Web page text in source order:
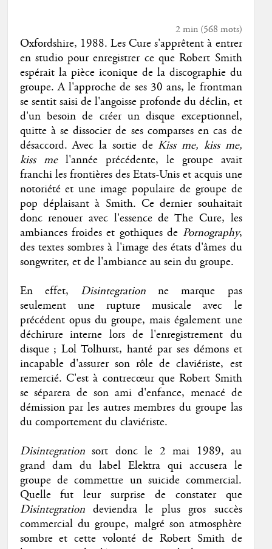
2 min(568 mots)
Oxfordshire, 1988. Les Cure s'apprêtent à entrer
en studio pour enregistrer ce que Robert Smith
espérait la pièce iconique de la discographie du
groupe. A l'approche de ses 30 ans, le frontman
se sentit saisi de l'angoisse profonde du déclin, et
d'un besoin de créer un disque exceptionnel,
quitte à se dissocier de ses comparses en cas de
désaccord. Avec la sortie de Kiss me, kiss me,
kiss mel'année précédente, le groupe avait
franchi les frontières des Etats-Unis et acquis une
notoriété et une image populaire de groupe de
pop déplaisant à Smith. Ce dernier souhaitait
donc renouer avec l'essence de The Cure, les
ambiances froides et gothiques de Pornography,
des textes sombres à l'image des états d'âmes du
songwriter, et de l'ambiance au sein du groupe.
En effet, Disintegrationne marque pas
seulement une rupture musicale avec le
précédent opus du groupe, mais également une
déchirure interne lors de l'enregistrement du
disque ; Lol Tolhurst, hanté par ses démons et
incapable d'assurer son rôle de claviériste, est
remercié. C'est à contrecœur que Robert Smith
se séparera de son ami d'enfance, menacé de
démission par les autres membres du groupe las
du comportement du claviériste.
Disintegrationsort donc le 2 mai 1989, au
grand dam du label Elektra qui accusera le
groupe de commettre un suicide commercial.
Quelle fut leur surprise de constater que
Disintegrationdeviendra le plus gros succès
commercial du groupe, malgré son atmosphère
sombre et cette volonté de Robert Smith de